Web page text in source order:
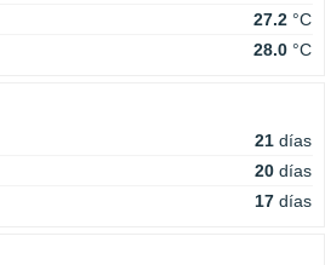
27.2 °C
28.0 °C
21 días
20 días
17 días